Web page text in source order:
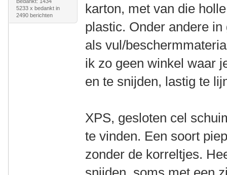
5233 x bedankt in
2490 berichten
karton, met van die
plastic. Onder andere
als vul/
ik zo geen winkel waar
en te snijden, lastig te
XPS, gesloten cel
te vinden. Een soort
zonder de korreltjes.